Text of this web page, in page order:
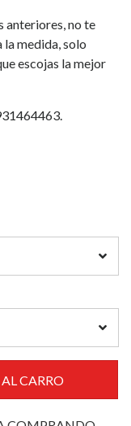
anteriores, no te
la medida, solo
escojas la mejor